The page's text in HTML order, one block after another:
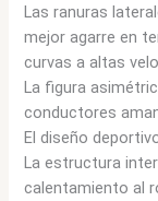
Las ranuras
mejor agarre en
curvas a altas
La figura
conductores
El diseño
La estructura
calentamiento al